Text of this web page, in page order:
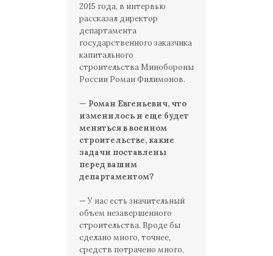
2015 года, в интервью
рассказал директор
департамента
государственного заказчика
капитального
строительства Минобороны
России Роман Филимонов.
— Роман Евгеньевич, что
изменилось и еще будет
меняться в военном
строительстве, какие
задачи поставлены
перед вашим
департаментом?
— У нас есть значительный
объем незавершенного
строительства. Вроде бы
сделано много, точнее,
средств потрачено много,